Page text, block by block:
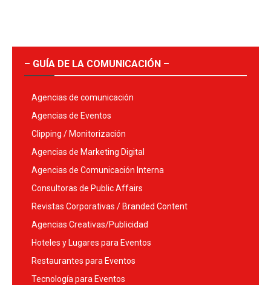
– GUÍA DE LA COMUNICACIÓN –
Agencias de comunicación
Agencias de Eventos
Clipping / Monitorización
Agencias de Marketing Digital
Agencias de Comunicación Interna
Consultoras de Public Affairs
Revistas Corporativas / Branded Content
Agencias Creativas/Publicidad
Hoteles y Lugares para Eventos
Restaurantes para Eventos
Tecnología para Eventos